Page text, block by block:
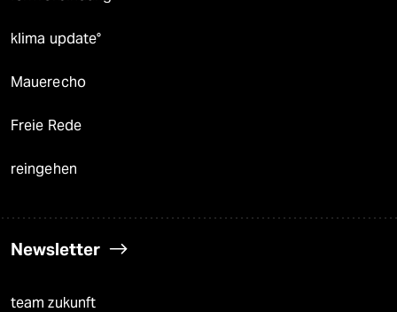
klima update°
Mauerecho
Freie Rede
reingehen
Newsletter
team zukunft